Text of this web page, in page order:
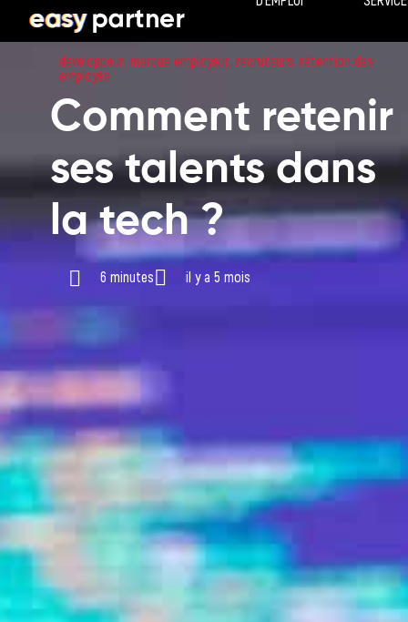
développeur, marque employeur, recruteurs, rétention des
employés
Comment retenir
ses talents dans
la tech ?
6 minutes il y a 5 mois